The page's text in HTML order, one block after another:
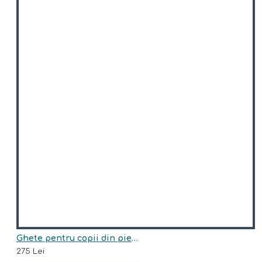
Ghete pentru copii din piele naturala model EDEN
275 Lei